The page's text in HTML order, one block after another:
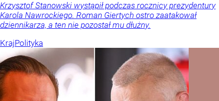
Krzysztof Stanowski wystąpił podczas rocznicy prezydentury
Karola Nawrockiego. Roman Giertych ostro zaatakował
dziennikarza, a ten nie pozostał mu dłużny.
KrajPolityka